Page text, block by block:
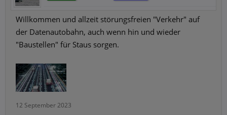
Willkommen und allzeit störungsfreien "Verkehr" auf
der Datenautobahn, auch wenn hin und wieder
"Baustellen" für Staus sorgen.
12 September 2023